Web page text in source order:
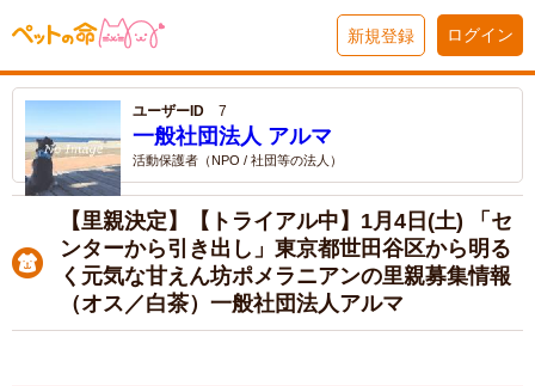
新規登録 ログイン
ユーザーID 7
一般社団法人 アルマ
活動保護者（NPO / 社団等の法人）
【里親決定】【トライアル中】1月4日(土) 「セ
ンターから引き出し」東京都世田谷区から明る
く元気な甘えん坊ポメラニアンの里親募集情報
（オス／白茶）一般社団法人アルマ